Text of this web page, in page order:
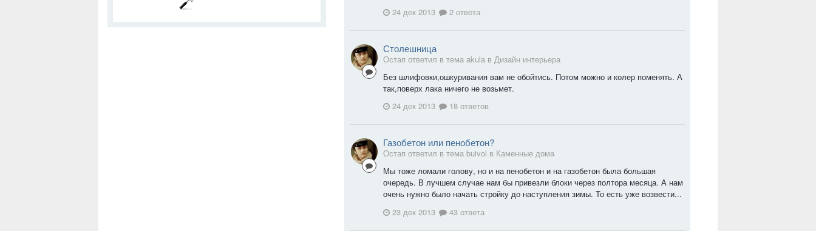
24 дек 2013
2 ответа
Столешница
Остап ответил в тема akula в Дизайн интерьера
Без шлифовки,ошкуривания вам не обойтись. Потом можно и колер поменять. А
так,поверх лака ничего не возьмет.
24 дек 2013
18 ответов
Газобетон или пенобетон?
Остап ответил в тема buivol в Каменные дома
Мы тоже ломали голову, но и на пенобетон и на газобетон была большая
очередь. В лучшем случае нам бы привезли блоки через полтора месяца. А нам
очень нужно было начать стройку до наступления зимы. То есть уже возвести...
23 дек 2013
43 ответа